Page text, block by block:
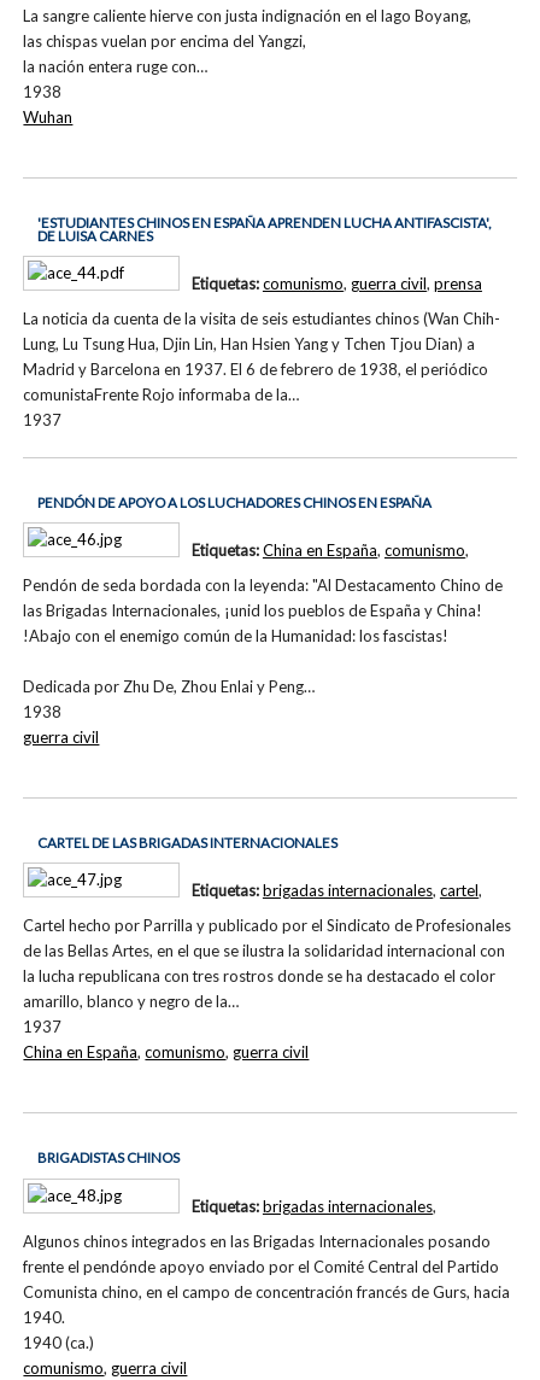
La sangre caliente hierve con justa indignación en el lago Boyang,
las chispas vuelan por encima del Yangzi,
la nación entera ruge con…
1938
Wuhan
'ESTUDIANTES CHINOS EN ESPAÑA APRENDEN LUCHA ANTIFASCISTA',
DE LUISA CARNES
La noticia da cuenta de la visita de seis estudiantes chinos (Wan Chih-
Lung, Lu Tsung Hua, Djin Lin, Han Hsien Yang y Tchen Tjou Dian) a
Madrid y Barcelona en 1937. El 6 de febrero de 1938, el periódico
comunistaFrente Rojo informaba de la…
1937
Etiquetas:comunismo, guerra civil, prensa
PENDÓN DE APOYO A LOS LUCHADORES CHINOS EN ESPAÑA
Pendón de seda bordada con la leyenda: "Al Destacamento Chino de
las Brigadas Internacionales, ¡unid los pueblos de España y China!
!Abajo con el enemigo común de la Humanidad: los fascistas!
Dedicada por Zhu De, Zhou Enlai y Peng…
1938
Etiquetas:China en España, comunismo,
guerra civil
CARTEL DE LAS BRIGADAS INTERNACIONALES
Cartel hecho por Parrilla y publicado por el Sindicato de Profesionales
de las Bellas Artes, en el que se ilustra la solidaridad internacional con
la lucha republicana con tres rostros donde se ha destacado el color
amarillo, blanco y negro de la…
1937
Etiquetas:brigadas internacionales, cartel,
China en España,comunismo, guerra civil
BRIGADISTAS CHINOS
Algunos chinos integrados en las Brigadas Internacionales posando
frente el pendónde apoyo enviado por el Comité Central del Partido
Comunista chino, en el campo de concentración francés de Gurs, hacia
1940.
1940 (ca.)
Etiquetas:brigadas internacionales,
comunismo, guerra civil